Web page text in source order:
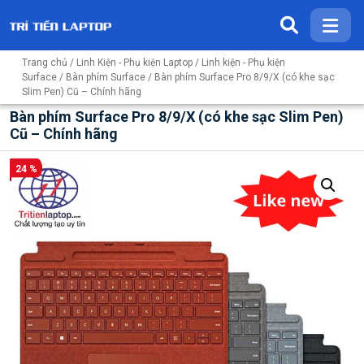
Trang chủ / Linh Kiện - Phụ kiện Laptop / Linh kiện - Phụ kiện
Surface / Bàn phím Surface / Bàn phím Surface Pro 8/9/X (có khe sạc
Slim Pen) Cũ – Chính hãng
Bàn phím Surface Pro 8/9/X (có khe sạc Slim Pen)
Cũ – Chính hãng
24 %